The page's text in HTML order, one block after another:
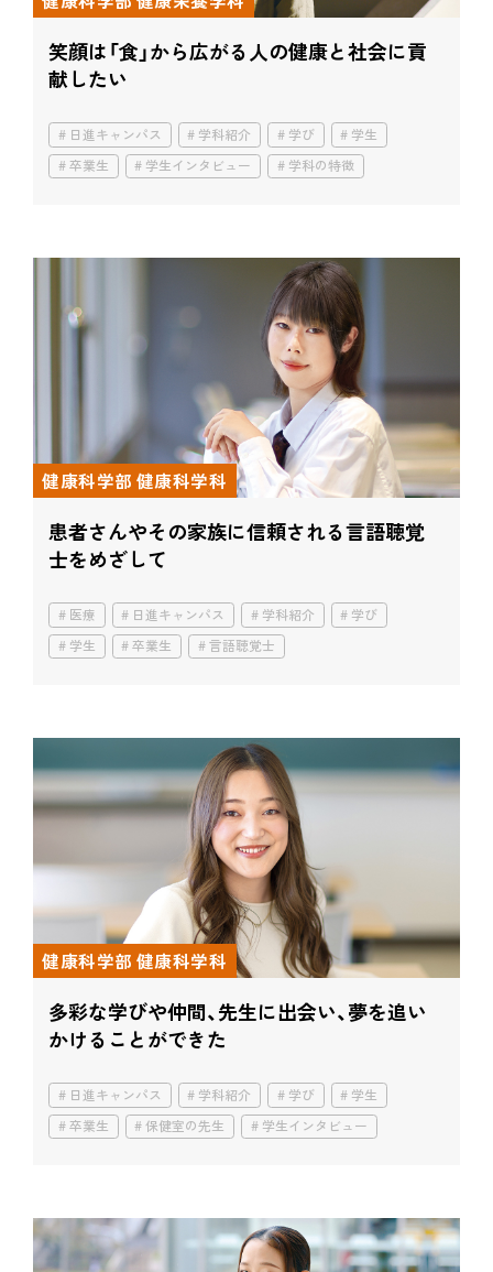
笑顔は「食」から広がる人の健康と社会に貢
献したい
日進キャンパス 学科紹介 学び
学生
卒業生
学生インタビュー 学科の特徴
健康科学部 健康科学科
患者さんやその家族に信頼される言語聴覚
士をめざして
医療 日進キャンパス 学科紹介
学び
学生
卒業生 言語聴覚士
健康科学部 健康科学科
多彩な学びや仲間、先生に出会い、夢を追い
かけることができた
日進キャンパス 学科紹介 学び
学生
卒業生
保健室の先生 学生インタビュー